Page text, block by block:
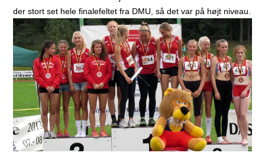
der stort set hele finalefeltet fra DMU, så det var på højt niveau.